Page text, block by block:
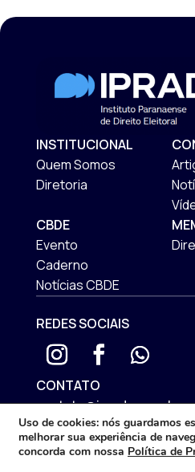
INSTITUCIONAL
Quem Somos
Diretoria
CBDE
Evento
Caderno
Notícias CBDE
REDES SOCIAIS
CONTATO
contato@iprade.com.br
ENDEREÇO
Rua Mateus Leme, 575 |
Uso de cookies: nós guardamos
melhorar sua experiência de
concorda com nossa Política de